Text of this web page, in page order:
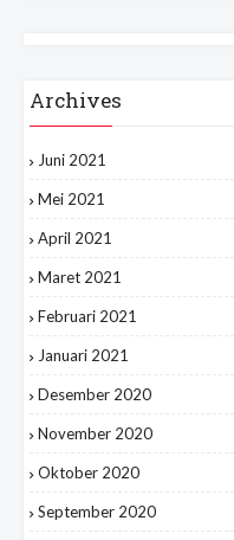
Archives
Juni 2021
Mei 2021
April 2021
Maret 2021
Februari 2021
Januari 2021
Desember 2020
November 2020
Oktober 2020
September 2020